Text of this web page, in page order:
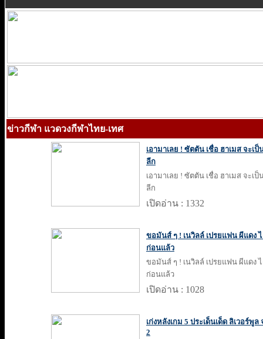
ข่าวกีฬา แวดวงกีฬาไทย-เทศ
เอามาเลย ! ซัตตัน เชื่อ ฮาเมส จะ
ลีก
เอามาเลย ! ซัตตัน เชื่อ ฮาเมส จะ
ลีก
เปิดอ่าน : 1332
ขอมันส์ ๆ ! เนวิลล์ เปรยแฟน ผีแดง
ก่อนแล้ว
ขอมันส์ ๆ ! เนวิลล์ เปรยแฟน ผีแดง
ก่อนแล้ว
เปิดอ่าน : 1028
เก่งหลังเกม 5 ประเด็นเด็ด ลิเวอร์พู
2